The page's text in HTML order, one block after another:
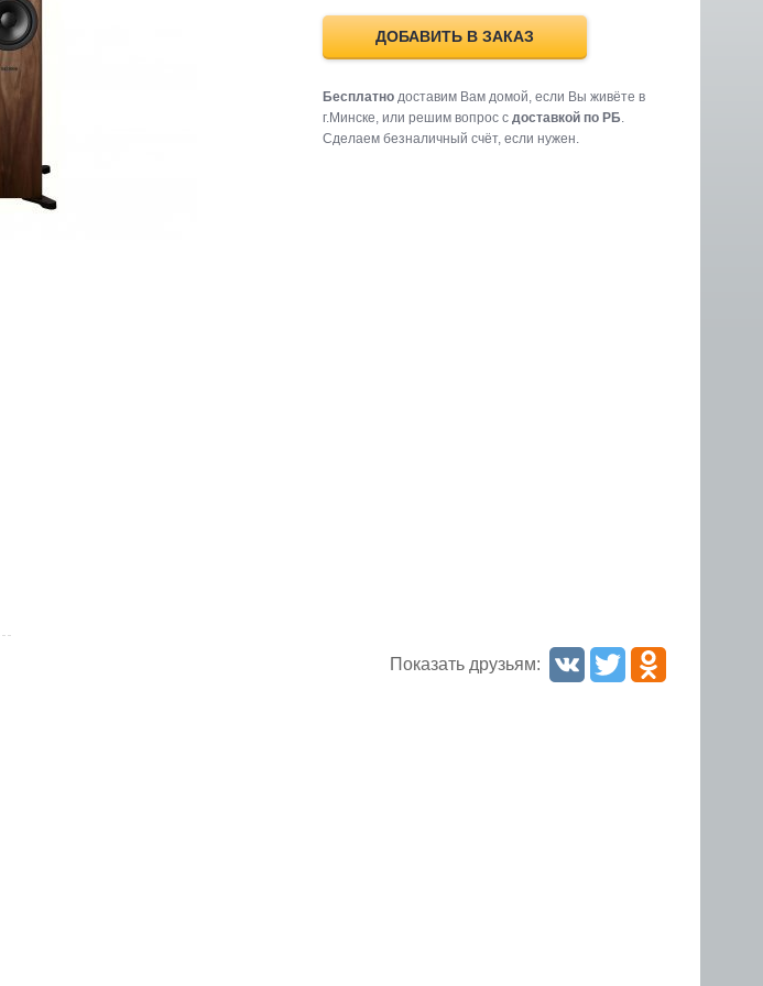
ДОБАВИТЬ В ЗАКАЗ
Бесплатнодоставим Вам домой, если Вы живёте в
г.Минске, или решим вопрос с доставкой по РБ.
Cделаем безналичный счёт, если нужен.
Показать друзьям: